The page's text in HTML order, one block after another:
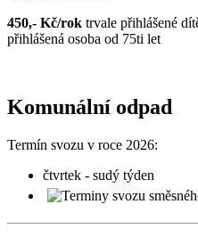
450,- Kč/rok trvale přihlášené
přihlášená osoba od 75ti let
Komunální odpad
Termín svozu v roce 2026:
čtvrtek - sudý týden